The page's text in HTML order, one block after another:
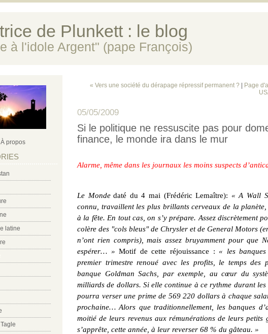
de Plunkett : le blog
à l'idole Argent" (pape François)
À propos
latine
« Vers une société du dérapage répressif permanent ? Page
05/05/2009
Si le politique ne ressuscite pas pour
finance, le monde ira dans le mur
Alarme, même dans les journaux les moins suspects
Le Monde daté du 4 mai (Frédéric Lemaître): « A Wall
connu, travaillent les plus brillants cerveaux de la planète,
à la fête. En tout cas, on s’y prépare. Assez discrètement
colère des "cols bleus" de Chrysler et de General Motors
n’ont rien compris), mais assez bruyamment pour que
espérer… » Motif de cette réjouissance :« les
premier trimestre renoué avec les profits, le temps des
banque Goldman Sachs, par exemple, au cœur du
milliards de dollars. Si elle continue à ce rythme durant les
pourra verser une prime de 569 220 dollars à chaque
prochaine… Alors que traditionnellement, les banques
moitié de leurs revenus aux rémunérations de leurs petits
s’apprête, cette année, à leur reverser 68 % du gâteau. »